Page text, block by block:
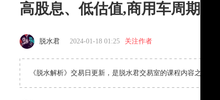
高股息、低估值,商用车周期复
脱水君 2024-01-18 01:25 关注作者
《脱水解析》交易日更新，是脱水君交易室的课程内容之一，